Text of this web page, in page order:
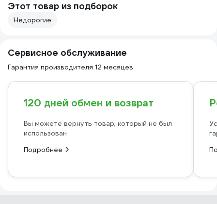
Этот товар из подборок
Недорогие
Сервисное обслуживание
Гарантия производителя 12 месяцев
120 дней обмен и возврат
Вы можете вернуть товар, который не был
использован
Подробнее